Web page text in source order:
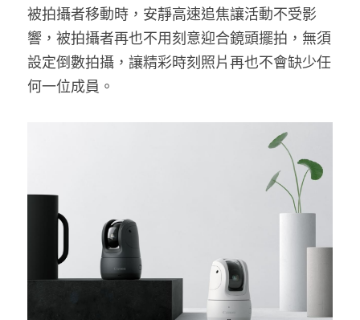
被拍攝者移動時，安靜高速追焦讓活動不受影
響，被拍攝者再也不用刻意迎合鏡頭擺拍，無須
設定倒數拍攝，讓精彩時刻照片再也不會缺少任
何一位成員。